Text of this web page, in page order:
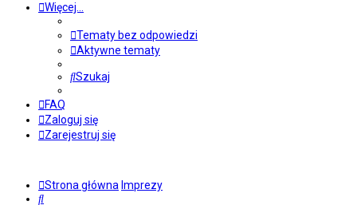
Więcej…
Tematy bez odpowiedzi
Aktywne tematy
Szukaj
FAQ
Zaloguj się
Zarejestruj się
Strona główna Imprezy
Szukaj